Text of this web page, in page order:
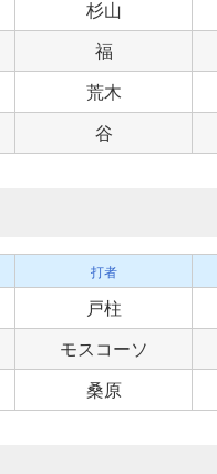
杉山
福
荒木
谷
打者
戸柱
モスコーソ
桑原